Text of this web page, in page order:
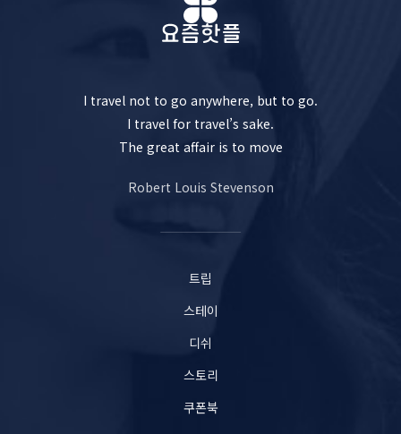
I travel not to go anywhere, but to go.
I travel for travel’s sake.
The great affair is to move
Robert Louis Stevenson
트립
스테이
디쉬
스토리
쿠폰북